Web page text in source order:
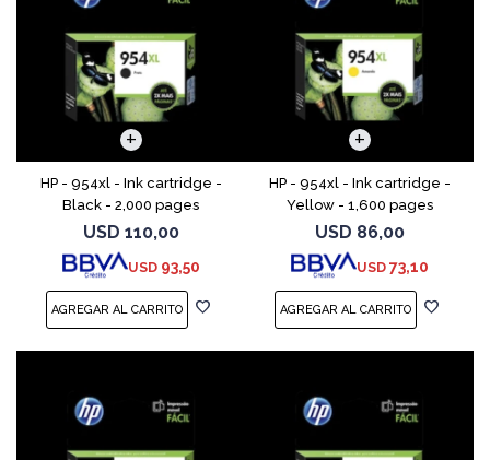
HP - 954xl - Ink cartridge -
Black - 2,000 pages
USD 110,00
USD 93,50
HP - 954xl - Ink cartridge -
Yellow - 1,600 pages
USD 86,00
USD 73,10